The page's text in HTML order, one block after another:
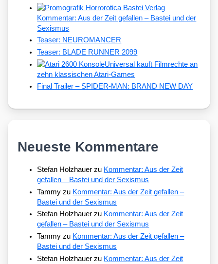
Kommentar: Aus der Zeit gefallen – Bastei und der
Sexismus
Teaser: NEUROMANCER
Teaser: BLADE RUNNER 2099
Universal kauft Filmrechte an
zehn klassischen Atari-Games
Final Trailer – SPIDER-MAN: BRAND NEW DAY
Neueste Kommentare
Stefan Holzhauer zu Kommentar: Aus der Zeit
gefallen – Bastei und der Sexismus
Tammy zu Kommentar: Aus der Zeit gefallen –
Bastei und der Sexismus
Stefan Holzhauer zu Kommentar: Aus der Zeit
gefallen – Bastei und der Sexismus
Tammy zu Kommentar: Aus der Zeit gefallen –
Bastei und der Sexismus
Stefan Holzhauer zu Kommentar: Aus der Zeit